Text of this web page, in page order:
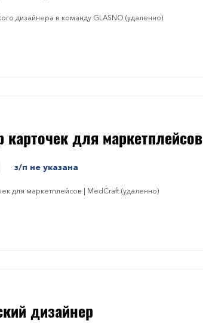
дизайнера в команду GLASNO (удаленно)
карточек для маркетплейсов
з/п не указана
для маркетплейсов | MedCraft (удаленно)
дизайнер